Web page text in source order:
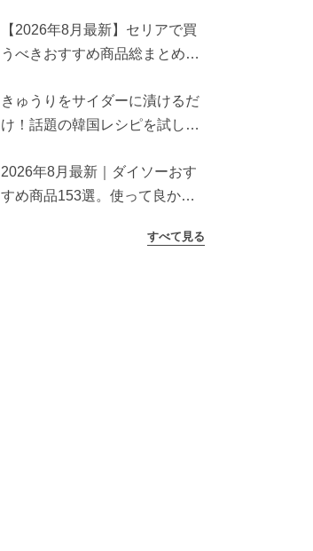
【2026年8月最新】セリアで買
うべきおすすめ商品総まとめ。
きゅうりをサイダーに漬けるだ
け！話題の韓国レシピを試した
2026年8月最新｜ダイソーおす
すめ商品153選。使って良かっ
すべて見る